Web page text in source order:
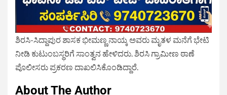
ಶಿರಸಿ-ಸಿದ್ದಾಪುರ ಶಾಸಕ ಭೀಮಣ್ಣ ನಾಯ್ಕ ಅವರು ಮೃತಳ ಮನೆಗೆ ಭೇಟಿ
ನೀಡಿ ಕುಟುಂಬಸ್ಥರಿಗೆ ಸಾಂತ್ವನ ಹೇಳಿದರು. ಶಿರಸಿ ಗ್ರಾಮೀಣ ಠಾಣೆ
ಪೊಲೀಸರು ಪ್ರಕರಣ ದಾಖಲಿಸಿಕೊಂಡಿದ್ದಾರೆ.
About The Author